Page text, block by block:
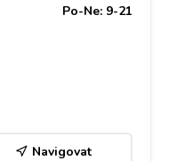
Po-Ne: 9-21
Navigovat